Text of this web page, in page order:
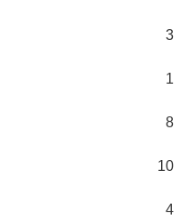
3
1
8
10
4